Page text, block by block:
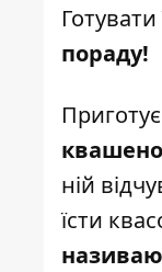
пораду!
ній
їсти